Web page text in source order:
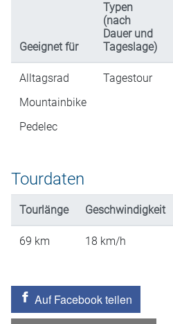
Geeignet für
Typen
(nach
Dauer und
Tageslage)
Alltagsrad
Mountainbike
Pedelec
Tagestour
Tourdaten
Tourlänge Geschwindigkeit
69 km 18 km/h
Auf Facebook teilen